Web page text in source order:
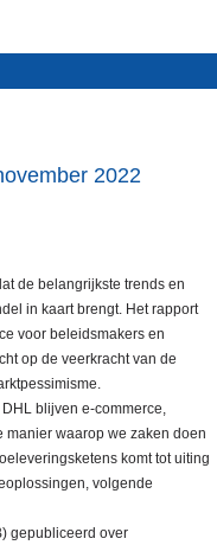
2022
de belangrijkste trends en
in kaart brengt. Het rapport
voor beleidsmakers en
op de veerkracht van de
blijven e-commerce,
waarop we zaken doen
komt tot uiting
volgende
gepubliceerd over